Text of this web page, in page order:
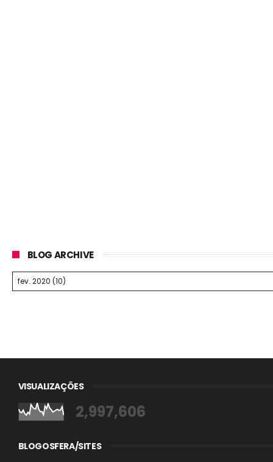
BLOG ARCHIVE
VISUALIZAÇÕES
2,997,606
BLOGOSFERA/SITES